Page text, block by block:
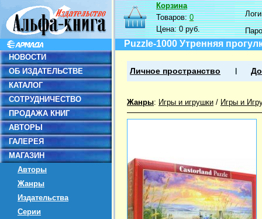
НОВОСТИ
ОБ ИЗДАТЕЛЬСТВЕ
КАТАЛОГ
СОТРУДНИЧЕСТВО
ПРОДАЖА КНИГ
АВТОРЫ
ГАЛЕРЕЯ
МАГАЗИН
Авторы
Жанры
Издательства
Серии
Корзина
Товаров:0
Цена:0 руб.
Puzzle-1000 Утренняя
Личное пространство
Жанры: Игры и игрушки / Игры и